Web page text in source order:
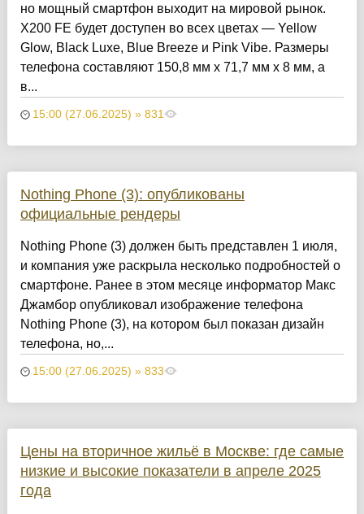
но мощный смартфон выходит на мировой рынок.
X200 FE будет доступен во всех цветах — Yellow
Glow, Black Luxe, Blue Breeze и Pink Vibe. Размеры
телефона составляют 150,8 мм x 71,7 мм x 8 мм, а
в...
15:00 (27.06.2025) » 831
Nothing Phone (3): опубликованы
официальные рендеры
Nothing Phone (3) должен быть представлен 1 июля,
и компания уже раскрыла несколько подробностей о
смартфоне. Ранее в этом месяце информатор Макс
Джамбор опубликовал изображение телефона
Nothing Phone (3), на котором был показан дизайн
телефона, но,...
15:00 (27.06.2025) » 833
Цены на вторичное жильё в Москве: где самые
низкие и высокие показатели в апреле 2025
года